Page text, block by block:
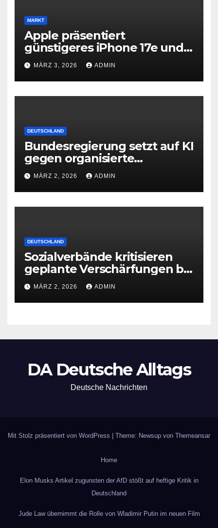
MARKT
Apple präsentiert
günstigeres iPhone 17e und
neues iPad Air mit M4-Chip
MÄRZ 3, 2026 ADMIN
DEUTSCHLAND
Bundesregierung setzt auf KI
gegen organisierte
Kriminalität
MÄRZ 2, 2026 ADMIN
DEUTSCHLAND
Sozialverbände kritisieren
geplante Verschärfungen bei
der Grundsicherung
MÄRZ 2, 2026 ADMIN
DA Deutsche Alltags
Deutsche Nachrichten
Mit Stolz präsentiert von WordPress | Theme: Newsup von Themeansar
Home
Elon Musks Artikel zugunsten der AfD stößt auf heftige Kritik in
Deutschland
Jude Law übernimmt die Rolle von Wladimir Putin im neuen Film